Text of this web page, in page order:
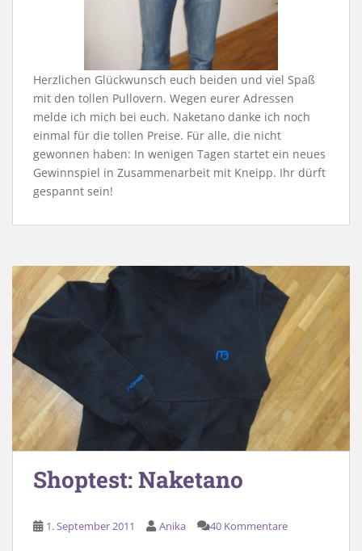
Herzlichen Glückwunsch euch beiden und viel Spaß
mit den tollen Pullovern. Wegen eurer Adressen
melde ich mich bei euch. Naketano danke ich noch
einmal für die tollen Preise. Für alle, die nicht
gewonnen haben: In wenigen Tagen startet ein neues
Gewinnspiel in Zusammenarbeit mit Kneipp. Ihr dürft
gespannt sein!
Shoptest: Naketano
1. September 2011 Anika 40 Kommentare